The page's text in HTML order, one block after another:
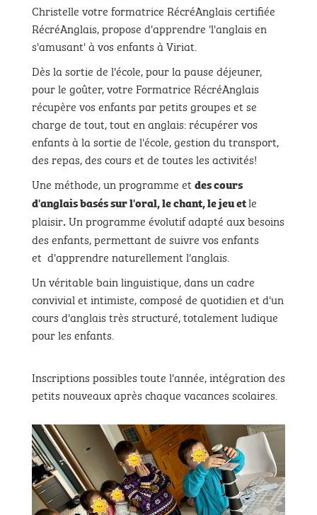
Christelle votre formatrice RécréAnglais certifiée
RécréAnglais, propose d'apprendre 'l'anglais en
s'amusant' à vos enfants à Viriat.
Dès la sortie de l'école, pour la pause déjeuner,
pour le goûter, votre Formatrice RécréAnglais
récupère vos enfants par petits groupes et se
charge de tout, tout en anglais: récupérer vos
enfants à la sortie de l'école, gestion du transport,
des repas, des cours et de toutes les activités!
Une méthode, un programme etdes cours
d'anglais basés sur l'oral, le chant, le jeu etle
plaisir.Un programme évolutif adapté aux besoins
des enfants, permettant de suivre vos enfants
et d'apprendre naturellement l'anglais.
Un véritable bain linguistique, dans un cadre
convivial et intimiste, composé de quotidien et d'un
cours d'anglais très structuré, totalement ludique
pour les enfants.
Inscriptions possibles toute l'année, intégration des
petits nouveaux après chaque vacances scolaires.